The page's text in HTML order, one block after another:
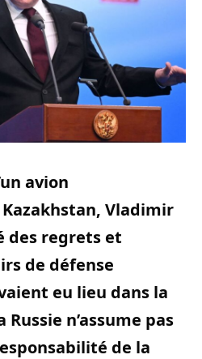
avion
Vladimir
des regrets et
de défense
eu lieu dans la
n’assume pas
de la